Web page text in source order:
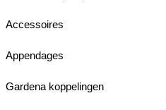
Accessoires
Appendages
Gardena koppelingen